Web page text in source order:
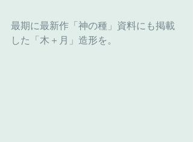
最期に最新作「神の種」資料にも掲載
した「木＋月」造形を。